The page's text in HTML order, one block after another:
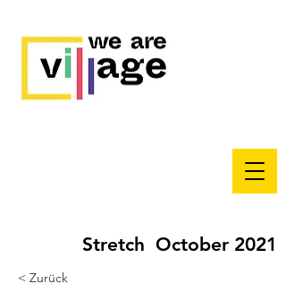
Stretch October 2021
< Zurück